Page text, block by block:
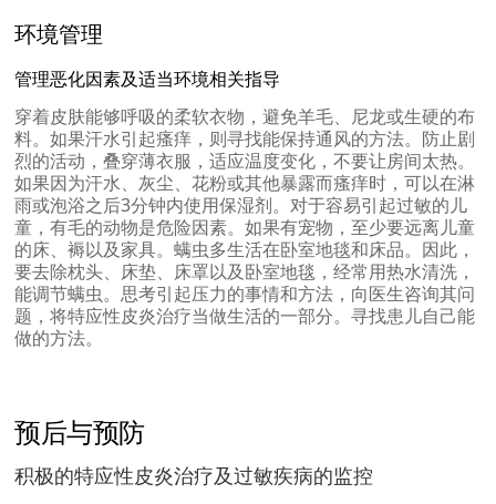
环境管理
管理恶化因素及适当环境相关指导
穿着皮肤能够呼吸的柔软衣物，避免羊毛、尼龙或生硬的布
料。如果汗水引起瘙痒，则寻找能保持通风的方法。防止剧
烈的活动，叠穿薄衣服，适应温度变化，不要让房间太热。
如果因为汗水、灰尘、花粉或其他暴露而瘙痒时，可以在淋
雨或泡浴之后3分钟内使用保湿剂。对于容易引起过敏的儿
童，有毛的动物是危险因素。如果有宠物，至少要远离儿童
的床、褥以及家具。螨虫多生活在卧室地毯和床品。因此，
要去除枕头、床垫、床罩以及卧室地毯，经常用热水清洗，
能调节螨虫。思考引起压力的事情和方法，向医生咨询其问
题，将特应性皮炎治疗当做生活的一部分。寻找患儿自己能
做的方法。
预后与预防
积极的特应性皮炎治疗及过敏疾病的监控